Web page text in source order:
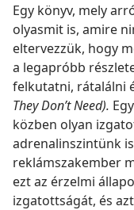
Egy könyv, mely
olyasmit is, amire
eltervezzük, hogy
a legapróbb
felkutatni, rátalálni
They Don’t Need).
közben olyan
adrenalinszintünk
reklámszakember
ezt az érzelmi
izgatottságát, és